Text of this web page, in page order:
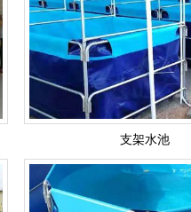
支架水池